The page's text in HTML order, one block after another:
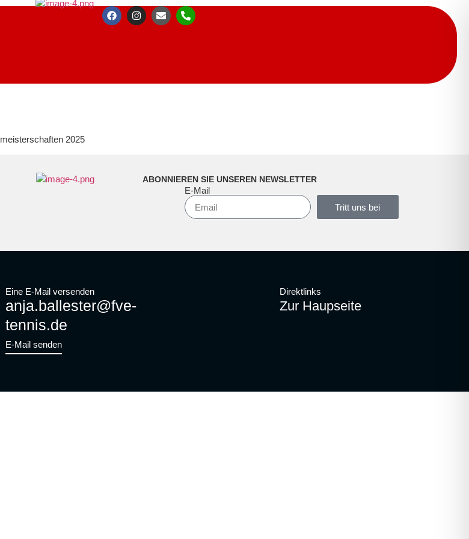
2025
ABONNIEREN SIE UNSEREN NEWSLETTER
E-Mail
Tritt uns bei
Eine E-Mail versenden
anja.ballester@fve-
tennis.de
E-Mail senden
Direktlinks
Zur Haupseite